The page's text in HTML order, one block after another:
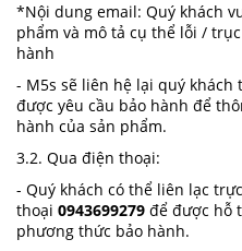
*Nội dung email: Quý khách
phẩm và mô tả cụ thể lỗi /
hành
- M5s sẽ liên hệ lại quý khách
được yêu cầu bảo hành để
hành của sản phẩm.
3.2. Qua điện thoại:
- Quý khách có thể liên lạc
thoại 0943699279 để được hỗ
phương thức bảo hành.